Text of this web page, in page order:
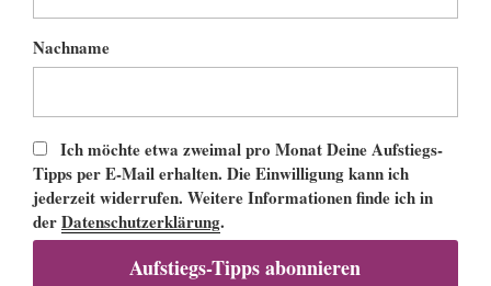
Nachname
Ich möchte etwa zweimal pro Monat Deine Aufstiegs-
Tipps per E-Mail erhalten. Die Einwilligung kann ich
jederzeit widerrufen. Weitere Informationen finde ich in
derDatenschutzerklärung.
Aufstiegs-Tipps abonnieren